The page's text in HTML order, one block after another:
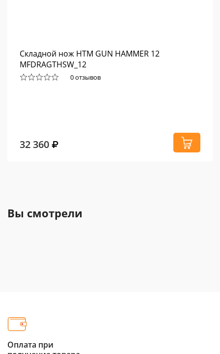
Складной нож HTM GUN HAMMER 12
MFDRAGTHSW_12
0 отзывов
32 360
Вы смотрели
Оплата при